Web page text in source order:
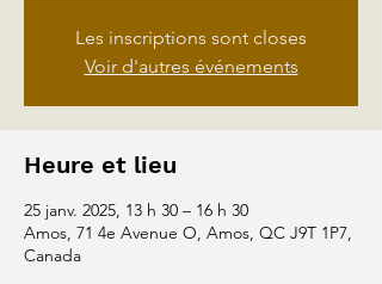
Les inscriptions sont closes
Voir d'autres événements
Heure et lieu
25 janv. 2025, 13 h 30 – 16 h 30
Amos, 71 4e Avenue O, Amos, QC J9T 1P7,
Canada